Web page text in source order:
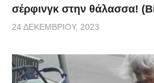
σέρφινγκ στην θάλασσα!
24 ΔΕΚΕΜΒΡΊΟΥ, 2023